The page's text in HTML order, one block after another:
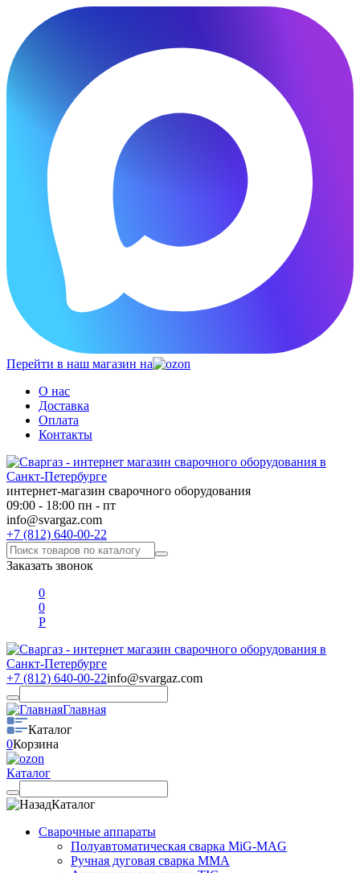
Перейти в наш магазин на
О нас
Доставка
Оплата
Контакты
интернет-магазин сварочного оборудования
09:00 - 18:00 пн - пт
info@svargaz.com
+7 (812) 640-00-22
Заказать звонок
0
0
Р
+7 (812) 640-00-22info@svargaz.com
Главная
Каталог
0Корзина
Каталог
Каталог
Сварочные аппараты
Полуавтоматическая сварка MiG-MAG
Ручная дуговая сварка MMA